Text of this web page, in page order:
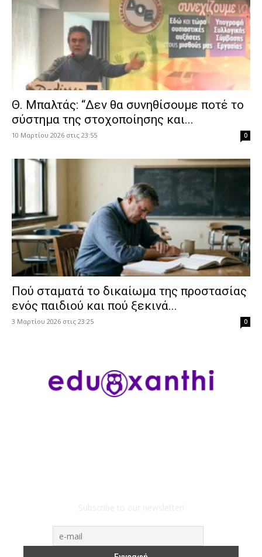
Θ. Μπαλτάς: “Δεν θα συνηθίσουμε ποτέ το
σύστημα της στοχοποίησης και...
10 Μαρτίου 2026 στις 23:55 0
Πού σταματά το δικαίωμα της προστασίας
ενός παιδιού και πού ξεκινά...
3 Μαρτίου 2026 στις 23:25 0